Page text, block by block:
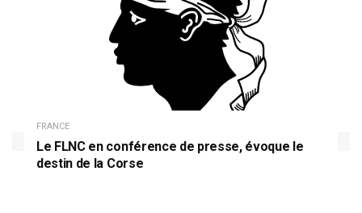
FRANCE
Le FLNC en conférence de presse, évoque le
destin de la Corse